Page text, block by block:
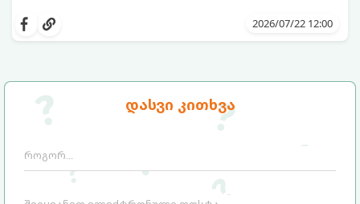
დასვი კითხვა
სიგრილისა“ და სიახლის ეფექტის მიღწევა
ინგრედიენტი დაგჭირდებათ, რომლებიც
2026/07/22 12:00